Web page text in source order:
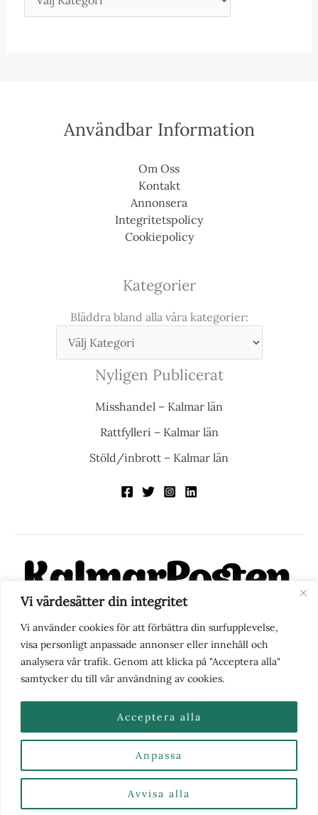
Vi värdesätter din integritet
Vi använder cookies för att förbättra din surfupplevelse,
visa personligt anpassade annonser eller innehåll och
analysera vår trafik. Genom att klicka på "Acceptera alla"
samtycker du till vår användning av cookies.
Anpassa
Avvisa alla
Acceptera alla
Användbar Information
Om Oss
Kontakt
Annonsera
Integritetspolicy
Cookiepolicy
Kategorier
Bläddra bland alla våra kategorier:
Nyligen Publicerat
Misshandel – Kalmar län
Rattfylleri – Kalmar län
Stöld/inbrott – Kalmar län
KalmarPosten är en modern lokalnyhetstidning på nätet. Med
fokus på Kalmarregionen, men också med blick för det större
perspektivet, vill vi vara din självklara kanal för nyheter,
berättelser och engagemang. KalmarPosten grundades 1988 och
fick nya ägare 2025.
Nyhetstips eller frågor?Kontakta oss
2026 | Kalmarposten.se |Se alla Kategorier & Ämnen
här